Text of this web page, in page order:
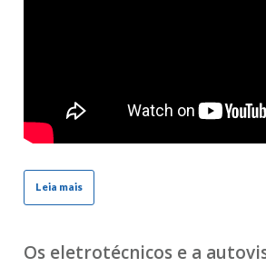
Leia mais
Os eletrotécnicos e a